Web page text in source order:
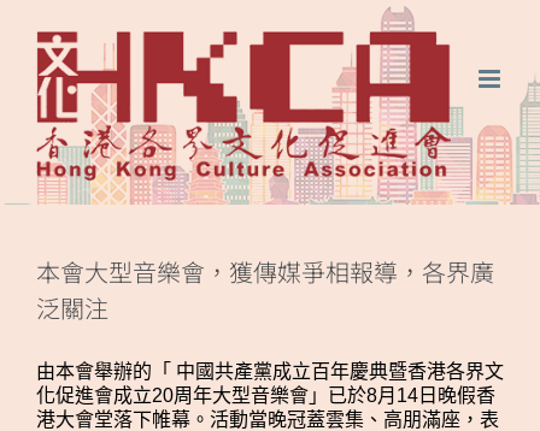
content
信
博
本會大型音樂會，獲傳媒爭相報導，各界廣
泛關注
由本會舉辦的「 中國共產黨成立百年慶典暨香港各界文
化促進會成立20周年大型音樂會」已於8月14日晚假香
港大會堂落下帷幕。活動當晚冠蓋雲集、高朋滿座，表